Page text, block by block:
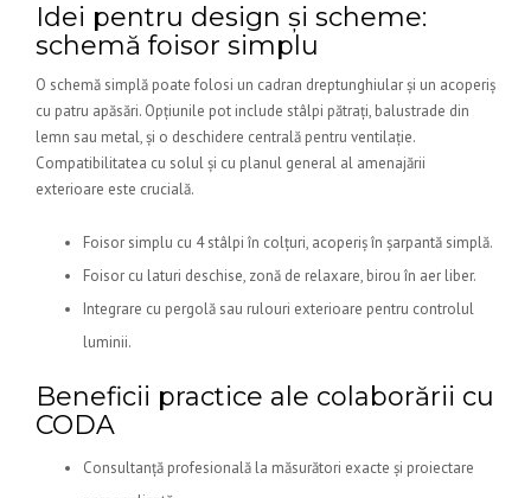
Idei pentru design și scheme:
schemă foisor simplu
O schemă simplă poate folosi un cadran dreptunghiular și un acoperiș
cu patru apăsări. Opțiunile pot include stâlpi pătrați, balustrade din
lemn sau metal, și o deschidere centrală pentru ventilație.
Compatibilitatea cu solul și cu planul general al amenajării
exterioare este crucială.
Foisor simplu cu 4 stâlpi în colțuri, acoperiș în șarpantă simplă.
Foisor cu laturi deschise, zonă de relaxare, birou în aer liber.
Integrare cu pergolă sau rulouri exterioare pentru controlul
luminii.
Beneficii practice ale colaborării cu
CODA
Consultanță profesională la măsurători exacte și proiectare